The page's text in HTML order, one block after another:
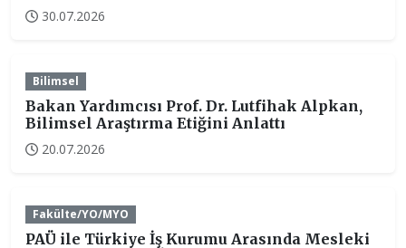
30.07.2026
Bilimsel
Bakan Yardımcısı Prof. Dr. Lutfihak Alpkan,
Bilimsel Araştırma Etiğini Anlattı
20.07.2026
Fakülte/YO/MYO
PAÜ ile Türkiye İş Kurumu Arasında Mesleki